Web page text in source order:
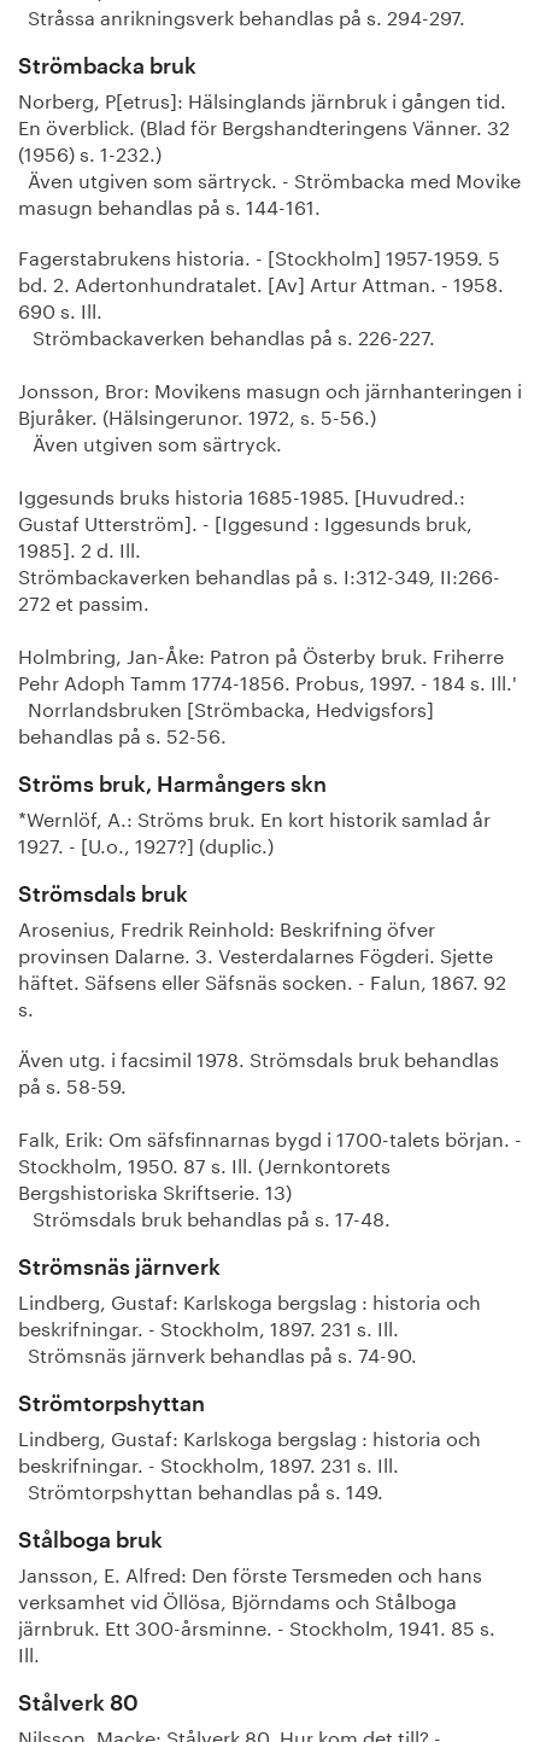
Stråssa anrikningsverk behandlas på s. 294-297.
Strömbacka bruk
Norberg, P[etrus]: Hälsinglands järnbruk i gången tid.
En överblick. (Blad för Bergshandteringens Vänner. 32
(1956) s. 1-232.)
Även utgiven som särtryck. - Strömbacka med Movike
masugn behandlas på s. 144-161.
Fagerstabrukens historia. - [Stockholm] 1957-1959. 5
bd. 2. Adertonhundratalet. [Av] Artur Attman. - 1958.
690 s. Ill.
Strömbackaverken behandlas på s. 226-227.
Jonsson, Bror: Movikens masugn och järnhanteringen i
Bjuråker. (Hälsingerunor. 1972, s. 5-56.)
Även utgiven som särtryck.
Iggesunds bruks historia 1685-1985. [Huvudred.:
Gustaf Utterström]. - [Iggesund : Iggesunds bruk,
1985]. 2 d. Ill.
Strömbackaverken behandlas på s. I:312-349, II:266-
272 et passim.
Holmbring, Jan-Åke: Patron på Österby bruk. Friherre
Pehr Adoph Tamm 1774-1856. Probus, 1997. - 184 s. Ill.'
Norrlandsbruken [Strömbacka, Hedvigsfors]
behandlas på s. 52-56.
Ströms bruk, Harmångers skn
*Wernlöf, A.: Ströms bruk. En kort historik samlad år
1927. - [U.o., 1927?] (duplic.)
Strömsdals bruk
Arosenius, Fredrik Reinhold: Beskrifning öfver
provinsen Dalarne. 3. Vesterdalarnes Fögderi. Sjette
häftet. Säfsens eller Säfsnäs socken. - Falun, 1867. 92
s.
Även utg. i facsimil 1978. Strömsdals bruk behandlas
på s. 58-59.
Falk, Erik: Om säfsfinnarnas bygd i 1700-talets början. -
Stockholm, 1950. 87 s. Ill. (Jernkontorets
Bergshistoriska Skriftserie. 13)
Strömsdals bruk behandlas på s. 17-48.
Strömsnäs järnverk
Lindberg, Gustaf: Karlskoga bergslag : historia och
beskrifningar. - Stockholm, 1897. 231 s. Ill.
Strömsnäs järnverk behandlas på s. 74-90.
Strömtorpshyttan
Lindberg, Gustaf: Karlskoga bergslag : historia och
beskrifningar. - Stockholm, 1897. 231 s. Ill.
Strömtorpshyttan behandlas på s. 149.
Stålboga bruk
Jansson, E. Alfred: Den förste Tersmeden och hans
verksamhet vid Öllösa, Björndams och Stålboga
järnbruk. Ett 300-årsminne. - Stockholm, 1941. 85 s.
Ill.
Stålverk 80
Nilsson, Macke: Stålverk 80. Hur kom det till? -